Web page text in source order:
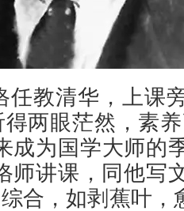
任教清华，上课
两眼茫然，素
成为国学大师的
师讲课，同他写
合，如剥蕉叶，